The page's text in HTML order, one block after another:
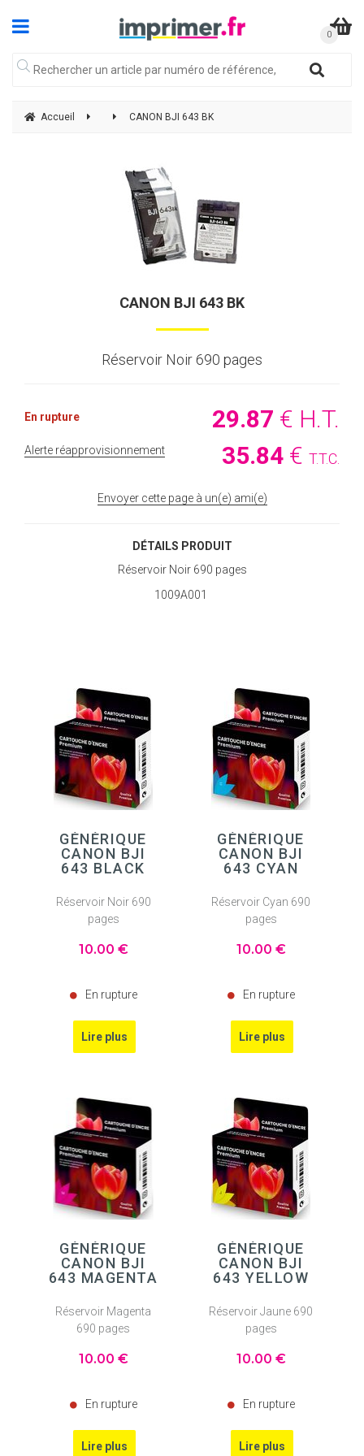
Accueil CANON BJI 643 BK
CANON BJI 643 BK
Réservoir Noir 690 pages
29.87 € H.T.
35.84 € T.T.C.
En rupture
Alerte réapprovisionnement
Envoyer cette page à un(e) ami(e)
DÉTAILS PRODUIT
Réservoir Noir 690 pages
1009A001
GÉNÉRIQUE
CANON BJI
643 BLACK
Réservoir Noir 690
pages
10.00 €
En rupture
GÉNÉRIQUE
CANON BJI
643 CYAN
Réservoir Cyan 690
pages
10.00 €
En rupture
GÉNÉRIQUE
CANON BJI
643 MAGENTA
Réservoir Magenta
690 pages
10.00 €
En rupture
GÉNÉRIQUE
CANON BJI
643 YELLOW
Réservoir Jaune 690
pages
10.00 €
En rupture